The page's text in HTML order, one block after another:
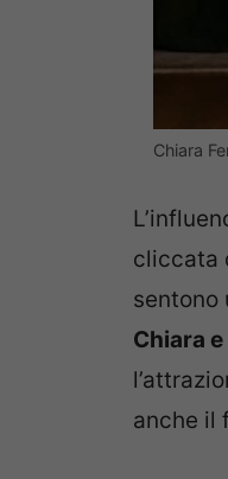
Chiara
cliccata
sentono
Chiara e
anche il